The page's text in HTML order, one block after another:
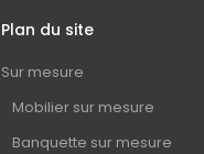
Plan du site
Sur mesure
Mobilier sur mesure
Banquette sur mesure